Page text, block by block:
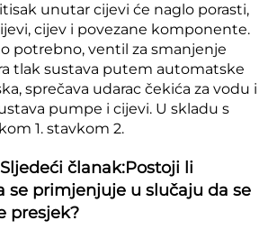
unutar cijevi će naglo porasti,
cijev i povezane komponente.
potrebno, ventil za smanjenje
tlak sustava putem automatske
sprečava udarac čekića za vodu i
pumpe i cijevi. U skladu s
1. stavkom 2.
članak:Postoji li
se primjenjuje u slučaju da se
presjek?